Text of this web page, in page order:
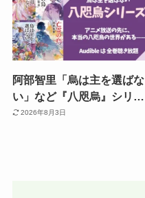
阿部智里「烏は主を選ばな
い」など『八咫烏』シリー
ズ あらすじ・相関図一覧・2026年8月3日